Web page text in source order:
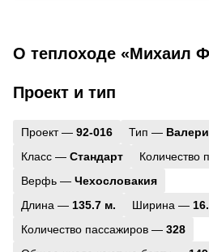
О теплоходе «Михаил
Проект и тип
Проект — 92-016 Тип —
Класс — Стандарт Количество
Верфь — Чехословакия
Длина — 135.7 м. Ширина —
Количество пассажиров — 328